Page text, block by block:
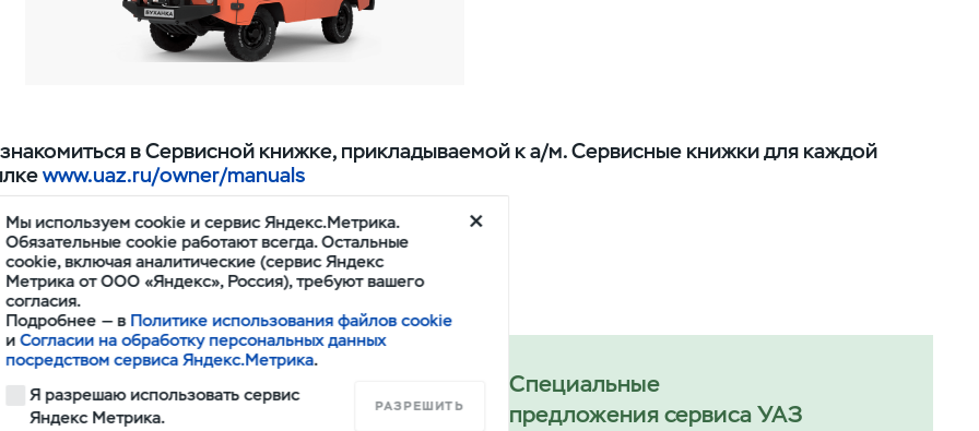
в Сервисной книжке, прикладываемой к а/м. Сервисные книжки для каждой
www.uaz.ru/owner/manuals
Запчасти и аксессуары
Специальные
предложения сервиса УАЗ
Мы используем cookie и сервис Яндекс.Метрика.
Обязательные cookie работают всегда. Остальные
cookie, включая аналитические (сервис Яндекс
Метрика от ООО «Яндекс», Россия), требуют вашего
согласия.
Подробнее — в Политике использования файлов cookie
иСогласии на обработку персональных данных
посредством сервиса Яндекс.Метрика.
Я разрешаю использовать сервис
Яндекс Метрика.
РАЗРЕШИТЬ